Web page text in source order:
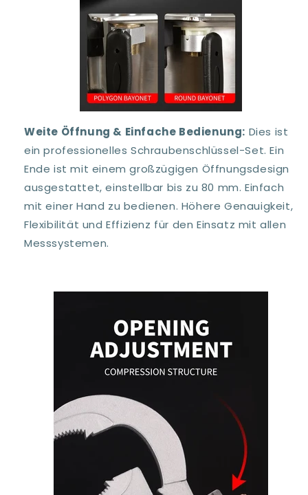
Weite Öffnung & Einfache Bedienung: Dies ist
ein professionelles Schraubenschlüssel-Set. Ein
Ende ist mit einem großzügigen Öffnungsdesign
ausgestattet, einstellbar bis zu 80 mm. Einfach
mit einer Hand zu bedienen. Höhere Genauigkeit,
Flexibilität und Effizienz für den Einsatz mit allen
Messsystemen.